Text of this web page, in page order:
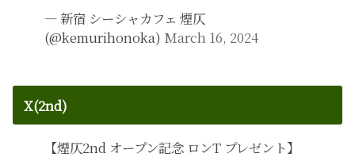
— 新宿 シーシャカフェ 煙仄
(@kemurihonoka) March 16, 2024
X(2nd)
【煙仄2nd オープン記念 ロンT プレゼント】